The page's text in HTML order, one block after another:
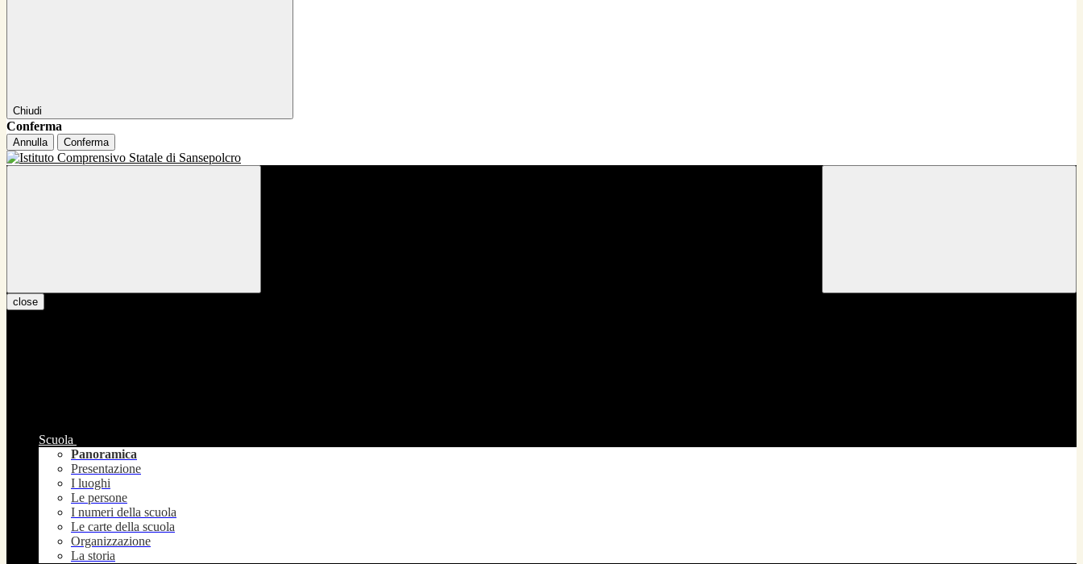
Chiudi
Conferma
Annulla Conferma
close
Scuola
Panoramica
Presentazione
I luoghi
Le persone
I numeri della scuola
Le carte della scuola
Organizzazione
La storia